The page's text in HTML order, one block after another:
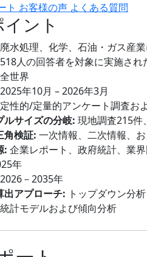
ト お客様の声 よくある質問
ント
廃水処理、化学、石油・ガス産
518人の回答者を対象に実施され
全世界
2025年10月 – 2026年3月
定性的/定量的アンケート調査お
ルサイズの分岐: 現地調査215件
角検証: 一次情報、二次情報、
: 企業レポート、政府統計、業
年
2026－2035年
出アプローチ: トップダウン分
統計モデルおよび傾向分析